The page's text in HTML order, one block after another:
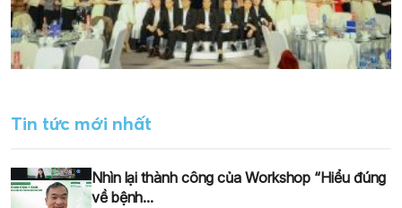
Tin tức mới nhất
Nhìn lại thành công của Workshop “Hiểu đúng
về bệnh...